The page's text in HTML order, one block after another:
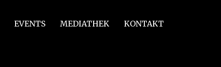
EVENTS MEDIATHEK KONTAKT